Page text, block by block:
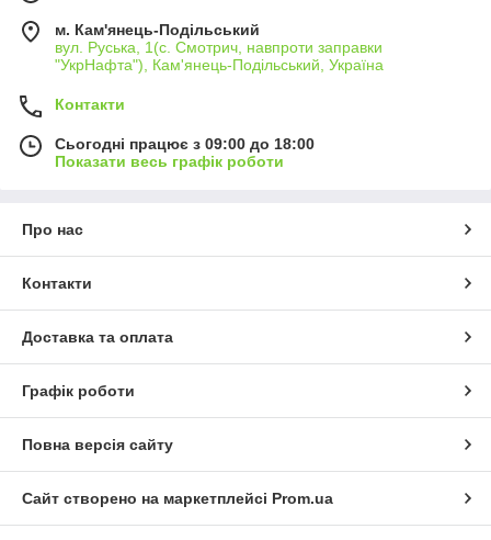
м. Кам'янець-Подільський
вул. Руська, 1(с. Смотрич, навпроти заправки
"УкрНафта"), Кам'янець-Подільський, Україна
Контакти
Сьогодні працює з 09:00 до 18:00
Показати весь графік роботи
Про нас
Контакти
Доставка та оплата
Графік роботи
Повна версія сайту
Сайт створено на маркетплейсі Prom.ua